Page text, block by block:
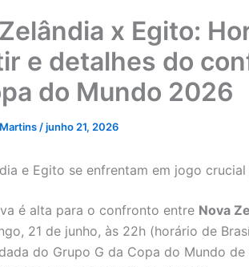
x Egito:
e detalhes do
do Mundo 2026
/junho 21, 2026
e Egito se enfrentam em jogo
é alta para o confronto entre Nova
21 de junho, às 22h (horário de
do Grupo G da Copa do Mundo